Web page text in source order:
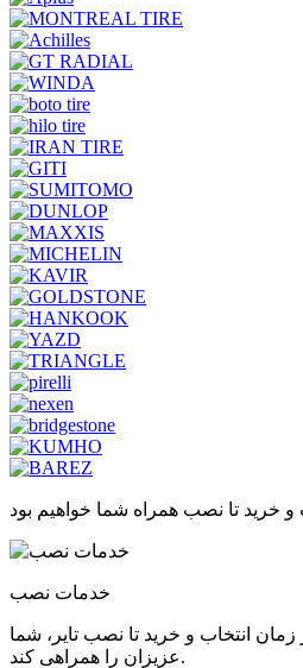
و خرید تا نصب همراه شما خواهیم بود
خدمات نصب
انتخاب و خرید تا نصب تایر، شما
عزیزان را همراهی کند.